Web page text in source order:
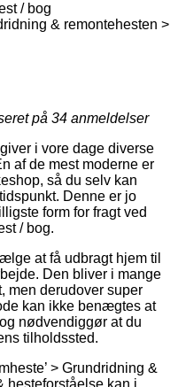
/ bog
& remontehesten >
på 34 anmeldelser
i vore dage diverse
af de mest moderne er
så du selv kan
Denne er jo
form for fragt ved
/ bog.
at få udbragt hjem til
Den bliver i mange
men derudover super
kan ikke benægtes at
nødvendiggør at du
tilholdssted.
> Grundridning &
hesteforståelse kan i